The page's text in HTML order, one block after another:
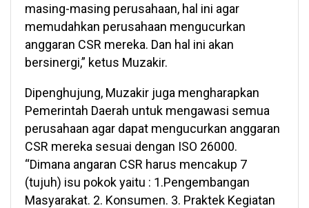
masing-masing perusahaan, hal ini agar
memudahkan perusahaan mengucurkan
anggaran CSR mereka. Dan hal ini akan
bersinergi,” ketus Muzakir.
Dipenghujung, Muzakir juga mengharapkan
Pemerintah Daerah untuk mengawasi semua
perusahaan agar dapat mengucurkan anggaran
CSR mereka sesuai dengan ISO 26000.
“Dimana angaran CSR harus mencakup 7
(tujuh) isu pokok yaitu : 1.Pengembangan
Masyarakat. 2. Konsumen. 3. Praktek Kegiatan